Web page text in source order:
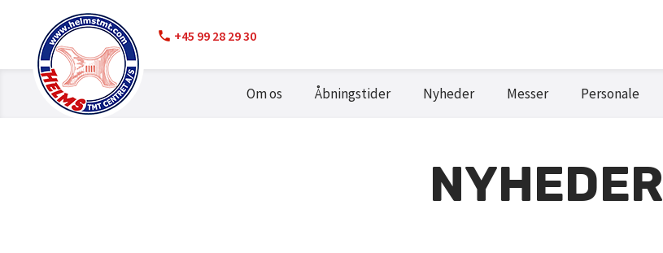
+45 99 28 29 30
Om os Åbningstider Nyheder Messer Personale
NYHEDER